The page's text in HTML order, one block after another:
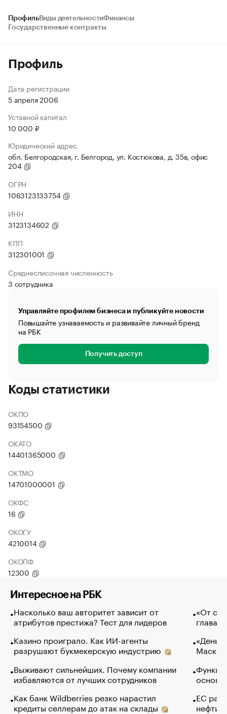
ПрофильВиды деятельностиФинансы
Государственные контракты
Профиль
Дата регистрации
5 апреля 2006
Уставной капитал
10 000 ₽
Юридический адрес
обл. Белгородская, г. Белгород, ул. Костюкова, д. 35в, офис
204
ОГРН
1063123133754
ИНН
3123134602
КПП
312301001
Среднесписочная численность
3 сотрудника
Управляйте профилем бизнеса и публикуйте новости
Повышайте узнаваемость и развивайте личный бренд
на РБК
Получить доступ
Коды статистики
ОКПО
93154500
ОКАТО
14401365000
ОКТМО
14701000001
ОКФС
16
ОКОГУ
4210014
ОКОПФ
12300
Интересное на РБК
Насколько ваш авторитет зависит от
атрибутов престижа? Тест для лидеров
Казино проиграло. Как ИИ-агенты
разрушают букмекерскую индустрию
Выживают сильнейших. Почему компании
избавляются от лучших сотрудников
Как банк Wildberries резко нарастил
кредиты селлерам до атак на склады
«От
глава
Маск в
основ
ЕС
нефти